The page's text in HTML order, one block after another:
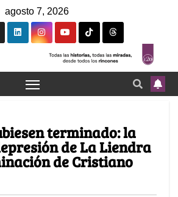
agosto 7, 2026
terminado: la
de La Liendra
de Cristiano